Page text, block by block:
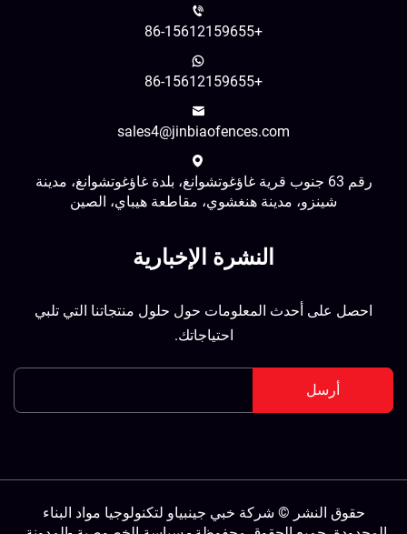
sales4@jinbiaofences.com
رقم 63 جنوب قرية غاؤغوتشوانغ، بلدة غاؤغوتشوانغ، مدينة
شينزو، مدينة هنغشوي، مقاطعة هيباي، الصين
النشرة الإخبارية
احصل على أحدث المعلومات حول حلول منتجاتنا التي تلبي
احتياجاتك.
أرسل
حقوق النشر © شركة خبي جينبياو لتكنولوجيا مواد البناء